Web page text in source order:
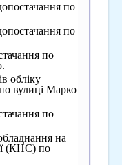
по
по
по
обліку
вулиці Марко
по
на
(КНС) по